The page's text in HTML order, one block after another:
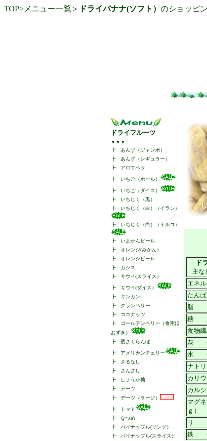
TOP> メニュー一覧 ＞ ドライバナナ(ソフト） のショッピ
ドライフルーツ
▼▼▼
┣
あんず（ジャンボ）
┣
あんず（レギュラー）
┣
アロエベラ
┣ いちご（ホール）
┣ いちご（ダイス）
┣ いちじく（黒）
┣ いちじく（白）（イラン）
┣ いちじく（白）（トルコ）
┣ いよかんピール
┣
オレンジ(みかん）
┣
オレンジピール
┣
カシス
┣
キウイ(スライス）
┣
キウイ(ダイス）
┣
キンカン
┣
クランベリー
┣
ココナッツ
┣
ゴールデンベリー（食用ほ
おずき）
┣ 蜜さくらんぼ
┣
アメリカンチェリー
┣
さるなし
┣
さんざし
┣
しょうが糖
┣ デーツ
┣ デーツ（ラージ）
┣
トマト
┣ なつめ
┣
パイナップル(リング）
┣
パイナップル(スライス）
ド
主な
エネ
たんぱ
脂 質
糖 質
食物繊
灰 分
水 分
ナト
カリウ
カルシ
マグ
ｇ）
リ ン
鉄 分